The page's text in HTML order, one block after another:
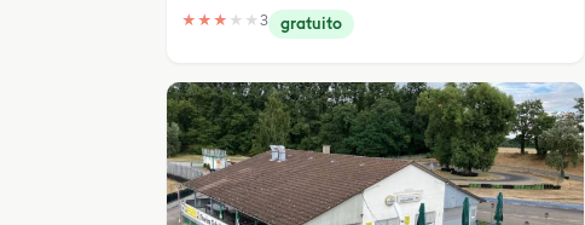
★ ★ ★ ★ ★ 3 gratuito